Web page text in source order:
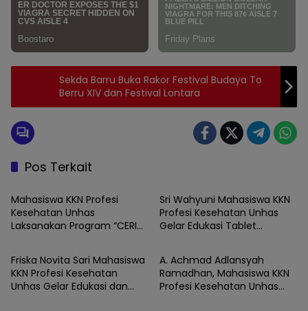
Sekda Barru Buka Rakor Festival Budaya To
Berru XIV dan Festival Lontara
Pos Terkait
BARRU
Mahasiswa KKN Profesi
Kesehatan Unhas
Laksanakan Program “CERIA”,
9 Barru
Sri Wahyuni Mahasiswa KKN
Profesi Kesehatan Unhas
Gelar Edukasi Tablet
Sejak Dini di UPTD SMP
Negeri Satap 9 Barru
BARRU
Friska Novita Sari Mahasiswa
KKN Profesi Kesehatan
Unhas Gelar Edukasi dan
BARRU
A. Achmad Adlansyah
Ramadhan, Mahasiswa KKN
Profesi Kesehatan Unhas
BARRU BARRU